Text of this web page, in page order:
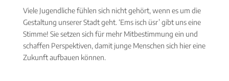
Viele Jugendliche fühlen sich nicht gehört, wenn es um die
Gestaltung unserer Stadt geht. ‘Ems isch üsr’ gibt uns eine
Stimme! Sie setzen sich für mehr Mitbestimmung ein und
schaffen Perspektiven, damit junge Menschen sich hier eine
Zukunft aufbauen können.